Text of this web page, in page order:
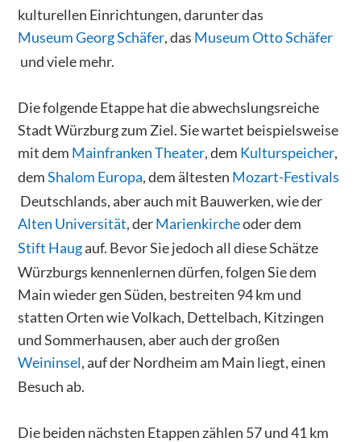
kulturellen Einrichtungen, darunter das
Museum Georg Schäfer, das Museum Otto Schäfer
und viele mehr.
Die folgende Etappe hat die abwechslungsreiche
Stadt Würzburg zum Ziel. Sie wartet beispielsweise
mit dem Mainfranken Theater, dem Kulturspeicher,
demShalom Europa, dem ältesten Mozart-Festivals
Deutschlands, aber auch mit Bauwerken, wie der
Alten Universität, derMarienkircheoder dem
Stift Haugauf. Bevor Sie jedoch all diese Schätze
Würzburgs kennenlernen dürfen, folgen Sie dem
Main wieder gen Süden, bestreiten 94 km und
statten Orten wie Volkach, Dettelbach, Kitzingen
und Sommerhausen, aber auch der großen
Weininsel, auf der Nordheim am Main liegt, einen
Besuch ab.
Die beiden nächsten Etappen zählen 57 und 41 km